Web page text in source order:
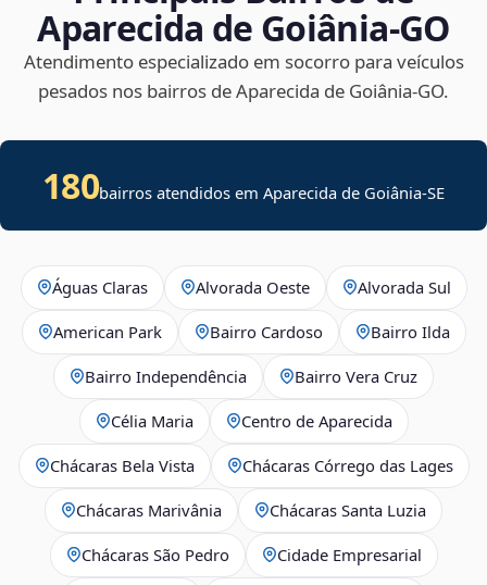
Aparecida de Goiânia‑GO
Atendimento especializado em socorro para veículos
pesados nos bairros de Aparecida de Goiânia‑GO.
180bairros atendidos emAparecida de Goiânia-SE
Águas Claras Alvorada Oeste Alvorada Sul
American Park Bairro Cardoso Bairro Ilda
Bairro Independência Bairro Vera Cruz
Célia Maria Centro de Aparecida
Chácaras Bela Vista Chácaras Córrego das Lages
Chácaras Marivânia Chácaras Santa Luzia
Chácaras São Pedro Cidade Empresarial